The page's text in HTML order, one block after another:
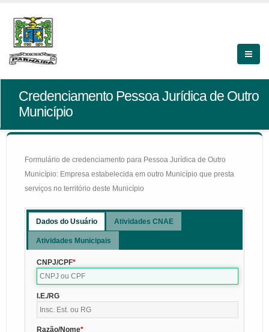
Credenciamento Pessoa Jurídica de Outro
Município
Formulário de credenciamento para Pessoa Jurídica de Outro
Município: Empresa estabelecida em outro Município que presta
serviços no território deste Município
Dados do Usuário Atividades CNAE
Atividades Municipais
CNPJ/CPF
I.E./RG
Razão/Nome